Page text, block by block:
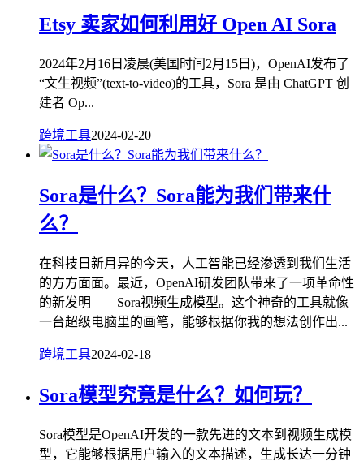
Etsy 卖家如何利用好 Open AI Sora
2024年2月16日凌晨(美国时间2月15日)，OpenAI发布了
“文生视频”(text-to-video)的工具，Sora 是由 ChatGPT 创
建者 Op...
跨境工具2024-02-20
Sora是什么？Sora能为我们带来什
么？
在科技日新月异的今天，人工智能已经渗透到我们生活
的方方面面。最近，OpenAI研发团队带来了一项革命性
的新发明——Sora视频生成模型。这个神奇的工具就像
一台超级电脑里的画笔，能够根据你我的想法创作出...
跨境工具2024-02-18
Sora模型究竟是什么？如何玩？
Sora模型是OpenAI开发的一款先进的文本到视频生成模
型，它能够根据用户输入的文本描述，生成长达一分钟